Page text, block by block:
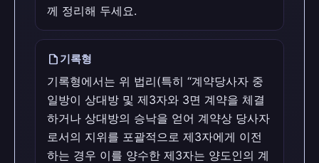
께 정리해 두세요.
draft 기록형
기록형에서는 위 법리(특히 “계약당사자 중
일방이 상대방 및 제3자와 3면 계약을 체결
하거나 상대방의 승낙을 얻어 계약상 당사자
로서의 지위를 포괄적으로 제3자에게 이전
하는 경우 이를 양수한 제3자는 양도인의 계